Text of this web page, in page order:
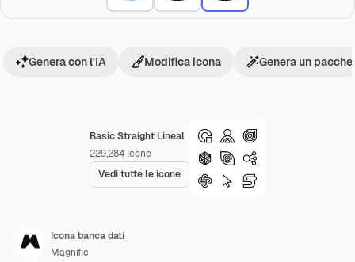
Basic Straight Lineal
229,284 Icone
Vedi tutte le icone
Genera con l'IA Modifica icona Genera un
Icona banca dati
Magnific